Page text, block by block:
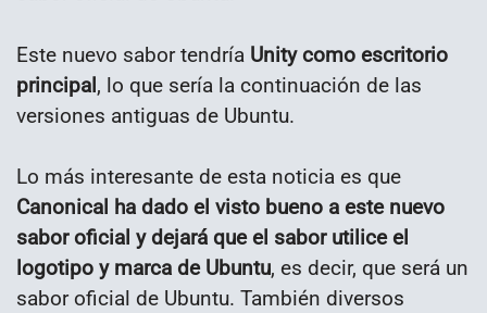
Este nuevo sabor tendría Unity como escritorio
principal, lo que sería la continuación de las
versiones antiguas de Ubuntu.
Lo más interesante de esta noticia es que
Canonical ha dado el visto bueno a este nuevo
sabor oficial y dejará que el sabor utilice el
logotipo y marca de Ubuntu, es decir, que será un
sabor oficial de Ubuntu. También diversos